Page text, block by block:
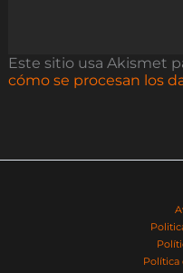
Este sitio usa Akismet
cómo se procesan los
Política